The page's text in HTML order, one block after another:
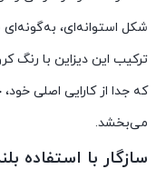
شکل استوانه‌ای،
ترکیب این دیزاین با
که جدا از کارایی اصلی
می‌بخشد.
سازگار با استفاده